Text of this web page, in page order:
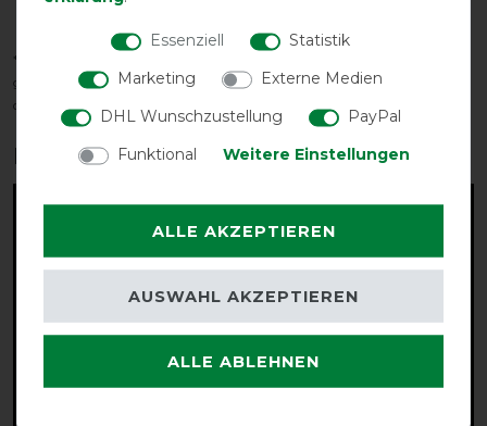
*Der tatsächliche Temperaturbereich hängt von vielen Faktoren ab, u. a. -
geschoren/ungeschoren - Sonnenschein - Feuchtigkeit - Wind - Aktivität
des Pferdes
Produktvideo:
Essenziell
Statistik
Marketing
Externe Medien
DHL Wunschzustellung
PayPal
Funktional
Weitere Einstellungen
ALLE AKZEPTIEREN
ALLE ABLEHNEN
AUSWAHL AKZEPTIEREN